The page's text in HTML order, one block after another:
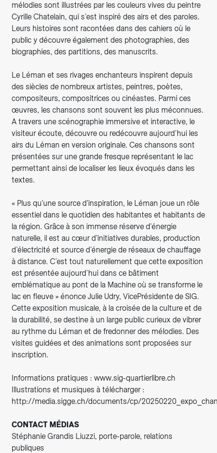
mélodies sont illustrées par les couleurs vives du peintre
Cyrille Chatelain, qui s’est inspiré des airs et des paroles.
Leurs histoires sont racontées dans des cahiers où le
public y découvre également des photographies, des
biographies, des partitions, des manuscrits.
Le Léman et ses rivages enchanteurs inspirent depuis
des siècles de nombreux artistes, peintres, poètes,
compositeurs, compositrices ou cinéastes. Parmi ces
œuvres, les chansons sont souvent les plus méconnues.
A travers une scénographie immersive et interactive, le
visiteur écoute, découvre ou redécouvre aujourd’hui les
airs du Léman en version originale. Ces chansons sont
présentées sur une grande fresque représentant le lac
permettant ainsi de localiser les lieux évoqués dans les
textes.
« Plus qu'une source d'inspiration, le Léman joue un rôle
essentiel dans le quotidien des habitantes et habitants de
la région. Grâce à son immense réserve d'énergie
naturelle, il est au cœur d'initiatives durables, production
d’électricité et source d’énergie de réseaux de chauffage
à distance. C’est tout naturellement que cette exposition
est présentée aujourd’hui dans ce bâtiment
emblématique au pont de la Machine où se transforme le
lac en fleuve » énonce Julie Udry, VicePrésidente de SIG.
Cette exposition musicale, à la croisée de la culture et de
la durabilité, se destine à un large public curieux de vibrer
au rythme du Léman et de fredonner des mélodies. Des
visites guidées et des animations sont proposées sur
inscription.
Informations pratiques : www.sig-quartierlibre.ch
Illustrations et musiques à télécharger :
http://media.sigge.ch/documents/cp/
CONTACT MÉDIAS
Stéphanie Grandis Liuzzi, porte-parole, relations
publiques